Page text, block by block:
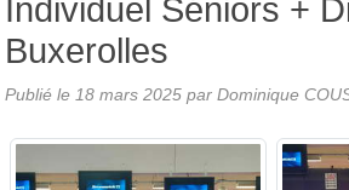
Individuel Séniors +
Buxerolles
Publié le 18 mars 2025 par Dominique